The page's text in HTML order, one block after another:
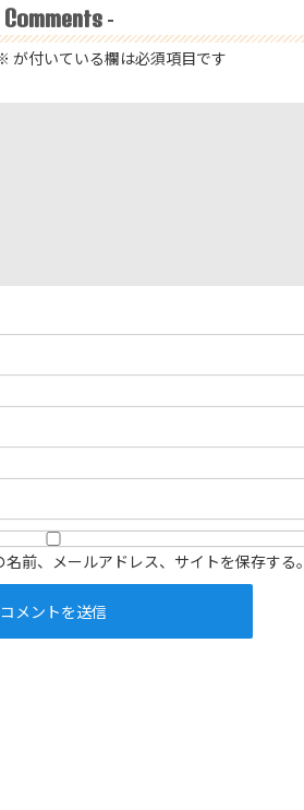
Comments -
が付いている欄は必須項目です
前、メールアドレス、サイトを保存する。